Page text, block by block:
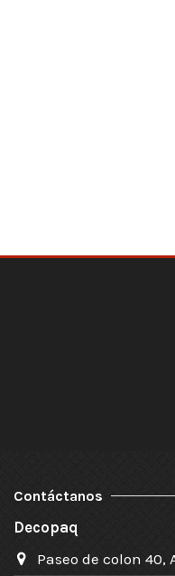
Contáctanos
Decopaq
Paseo de colon 40,